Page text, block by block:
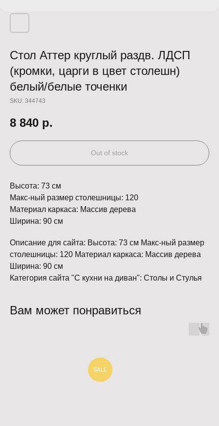
Стол Аттер круглый раздв. ЛДСП
(кромки, царги в цвет столешн)
белый/белые точенки
SKU: 344743
8 840 р.
Out of stock
Высота: 73 см
Макс-ный размер столешницы: 120
Материал каркаса: Массив дерева
Ширина: 90 см
Описание для сайта: Высота: 73 см Макс-ный размер
столешницы: 120 Материал каркаса: Массив дерева
Ширина: 90 см
Категория сайта "С кухни на диван": Столы и Стулья
Вам может понравиться
SALE